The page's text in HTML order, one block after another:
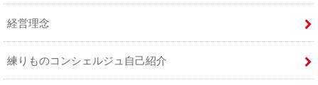
経営理念
練りものコンシェルジュ自己紹介